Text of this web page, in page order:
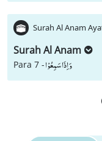
Surah Al Anam
Surah Al Anam
Para 7 -وَ اِذَا سَمِعُوْا